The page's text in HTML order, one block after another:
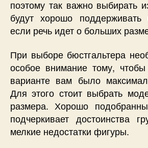
поэтому так важно выбирать
будут хорошо поддерживать
если речь идет о больших
При выборе бюстгальтера
особое внимание тому,
варианте вам было
Для этого стоит выбрать
размера. Хорошо
подчеркивает достоинства
мелкие недостатки фигуры.